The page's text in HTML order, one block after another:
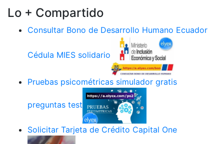
Lo + Compartido
Consultar Bono de Desarrollo Humano Ecuador
Cédula MIES solidario
Pruebas psicométricas simulador gratis
preguntas test
Solicitar Tarjeta de Crédito Capital One